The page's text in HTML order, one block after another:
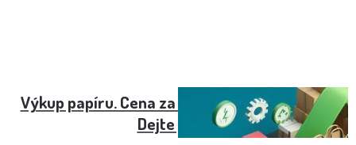
Výkup papíru. Cena za kg může být i záporná.
Dejte pozor